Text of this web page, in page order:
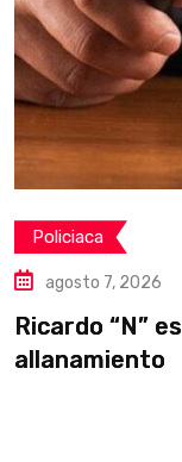
Policiaca
agosto 7, 2026
Ricardo “N”
allanamiento